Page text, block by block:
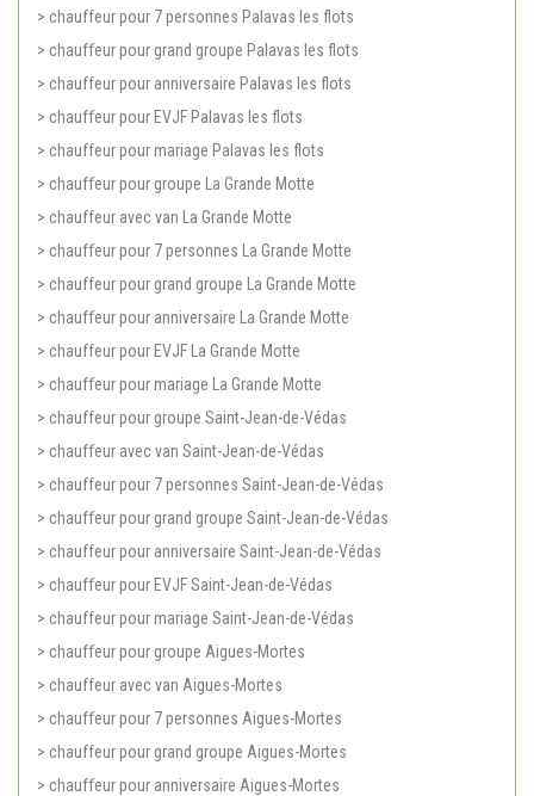
> chauffeur pour 7 personnes Palavas les flots
> chauffeur pour grand groupe Palavas les flots
> chauffeur pour anniversaire Palavas les flots
> chauffeur pour EVJF Palavas les flots
> chauffeur pour mariage Palavas les flots
> chauffeur pour groupe La Grande Motte
> chauffeur avec van La Grande Motte
> chauffeur pour 7 personnes La Grande Motte
> chauffeur pour grand groupe La Grande Motte
> chauffeur pour anniversaire La Grande Motte
> chauffeur pour EVJF La Grande Motte
> chauffeur pour mariage La Grande Motte
> chauffeur pour groupe Saint-Jean-de-Védas
> chauffeur avec van Saint-Jean-de-Védas
> chauffeur pour 7 personnes Saint-Jean-de-Védas
> chauffeur pour grand groupe Saint-Jean-de-Védas
> chauffeur pour anniversaire Saint-Jean-de-Védas
> chauffeur pour EVJF Saint-Jean-de-Védas
> chauffeur pour mariage Saint-Jean-de-Védas
> chauffeur pour groupe Aigues-Mortes
> chauffeur avec van Aigues-Mortes
> chauffeur pour 7 personnes Aigues-Mortes
> chauffeur pour grand groupe Aigues-Mortes
> chauffeur pour anniversaire Aigues-Mortes